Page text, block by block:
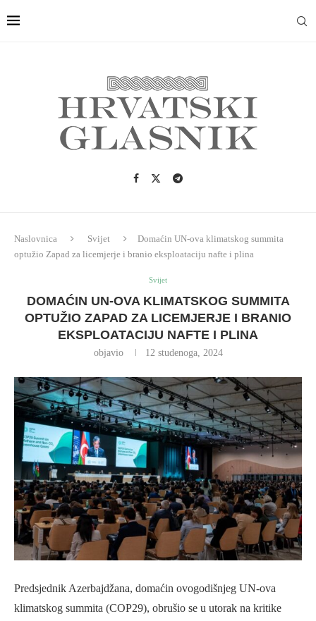
Naslovnica Svijet
Domaćin UN-ova klimatskog summita
optužio Zapad za licemjerje i branio eksploataciju nafte i plina
Svijet
DOMAĆIN UN-OVA KLIMATSKOG SUMMITA
OPTUŽIO ZAPAD ZA LICEMJERJE I BRANIO
EKSPLOATACIJU NAFTE I PLINA
objavio 12 studenoga, 2024
Predsjednik Azerbajdžana, domaćin ovogodišnjeg UN-ova
klimatskog summita (COP29), obrušio se u utorak na kritike